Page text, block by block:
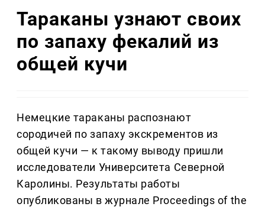
Тараканы узнают своих
по запаху фекалий из
общей кучи
Немецкие тараканы распознают
сородичей по запаху экскрементов из
общей кучи — к такому выводу пришли
исследователи Университета Северной
Каролины. Результаты работы
опубликованы в журнале Proceedings of the